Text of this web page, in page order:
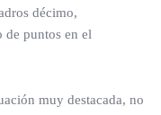
décimo,
de puntos en el
muy destacada, no